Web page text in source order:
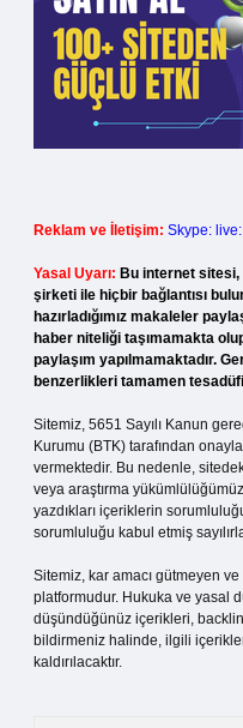
Reklam ve İletişim: Skype:
Yasal Uyarı: Bu internet
şirketi ile hiçbir bağlantısı
hazırladığımız makaleler
haber niteliği taşımamakta
paylaşım yapılmamaktadır.
benzerlikleri tamamen
Sitemiz, 5651 Sayılı Kanun
Kurumu (BTK) tarafından
vermektedir. Bu nedenle,
veya araştırma
yazdıkları içeriklerin
sorumluluğu kabul etmiş
Sitemiz, kar amacı gütmeyen
platformudur. Hukuka ve yasal
düşündüğünüz içerikleri,
bildirmeniz halinde, ilgili
kaldırılacaktır.